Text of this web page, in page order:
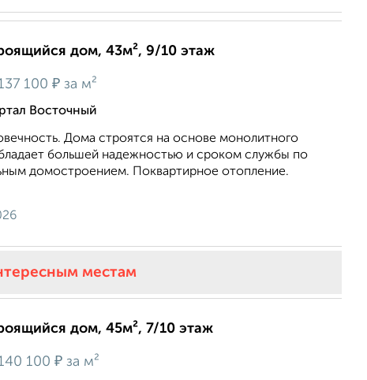
дом, 43м², 9/10 этаж
100 ₽ за м²
Восточный
Дома строятся на основе монолитного
большей надежностью и сроком службы по
домостроением. Поквартирное отопление.
местам
дом, 45м², 7/10 этаж
100 ₽ за м²